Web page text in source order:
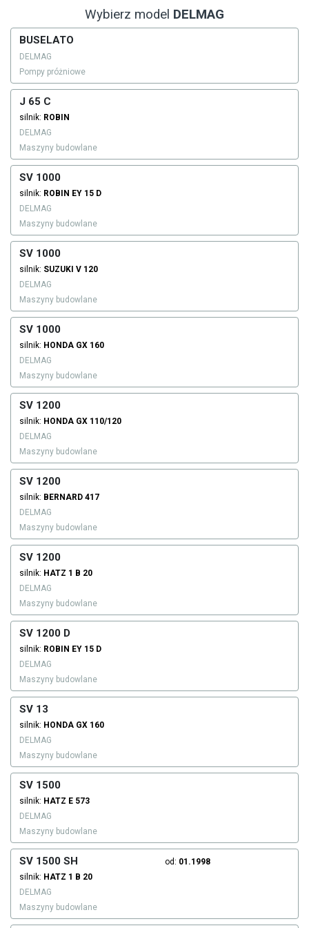
Wybierz model DELMAG
BUSELATO
DELMAG
Pompy próżniowe
J 65 C
silnik: ROBIN
DELMAG
Maszyny budowlane
SV 1000
silnik: ROBIN EY 15 D
DELMAG
Maszyny budowlane
SV 1000
silnik: SUZUKI V 120
DELMAG
Maszyny budowlane
SV 1000
silnik: HONDA GX 160
DELMAG
Maszyny budowlane
SV 1200
silnik: HONDA GX 110/120
DELMAG
Maszyny budowlane
SV 1200
silnik: BERNARD 417
DELMAG
Maszyny budowlane
SV 1200
silnik: HATZ 1 B 20
DELMAG
Maszyny budowlane
SV 1200 D
silnik: ROBIN EY 15 D
DELMAG
Maszyny budowlane
SV 13
silnik: HONDA GX 160
DELMAG
Maszyny budowlane
SV 1500
silnik: HATZ E 573
DELMAG
Maszyny budowlane
SV 1500 SH od: 01.1998
silnik: HATZ 1 B 20
DELMAG
Maszyny budowlane